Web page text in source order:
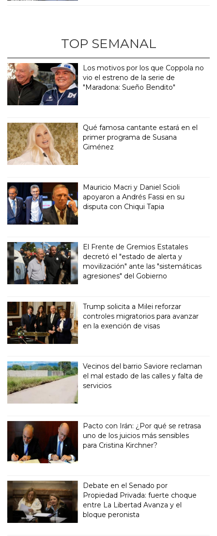
TOP SEMANAL
Los motivos por los que Coppola no
vio el estreno de la serie de
"Maradona: Sueño Bendito"
Qué famosa cantante estará en el
primer programa de Susana
Giménez
Mauricio Macri y Daniel Scioli
apoyaron a Andrés Fassi en su
disputa con Chiqui Tapia
El Frente de Gremios Estatales
decretó el "estado de alerta y
movilización" ante las "sistemáticas
agresiones" del Gobierno
Trump solicita a Milei reforzar
controles migratorios para avanzar
en la exención de visas
Vecinos del barrio Saviore reclaman
el mal estado de las calles y falta de
servicios
Pacto con Irán: ¿Por qué se retrasa
uno de los juicios más sensibles
para Cristina Kirchner?
Debate en el Senado por
Propiedad Privada: fuerte choque
entre La Libertad Avanza y el
bloque peronista